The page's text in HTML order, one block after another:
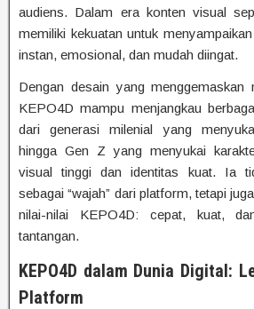
audiens. Dalam era konten visual
memiliki kekuatan untuk
instan, emosional, dan mudah diingat.
Dengan desain yang menggemaskan
KEPO4D mampu menjangkau
dari generasi milenial yang
hingga Gen Z yang menyukai
visual tinggi dan identitas kuat. Ia
sebagai “wajah” dari platform, tetapi
nilai-nilai KEPO4D: cepat, kuat,
tantangan.
KEPO4D dalam Dunia Digital:
Platform